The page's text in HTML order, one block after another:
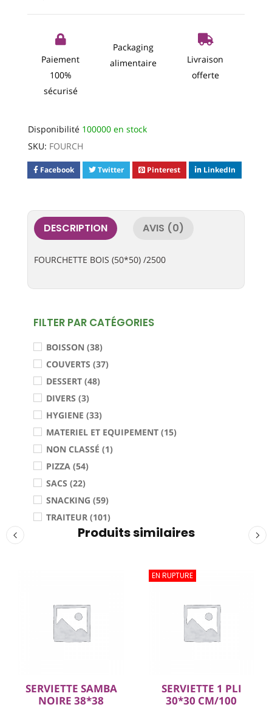
FILTER PAR CATÉGORIES
BOISSON (38)
COUVERTS (37)
DESSERT (48)
DIVERS (3)
HYGIENE (33)
MATERIEL ET EQUIPEMENT (15)
NON CLASSÉ (1)
PIZZA (54)
SACS (22)
SNACKING (59)
TRAITEUR (101)
Paiement
100%
sécurisé
Packaging
alimentaire
Livraison
offerte
Disponibilité 100000 en stock
SKU: FOURCH
Facebook Twitter Pinterest LinkedIn
DESCRIPTION AVIS (0)
FOURCHETTE BOIS (50*50) /2500
Produits similaires
SERVIETTE SAMBA
NOIRE 38*38
EN RUPTURE
SERVIETTE 1 PLI
30*30 CM/100